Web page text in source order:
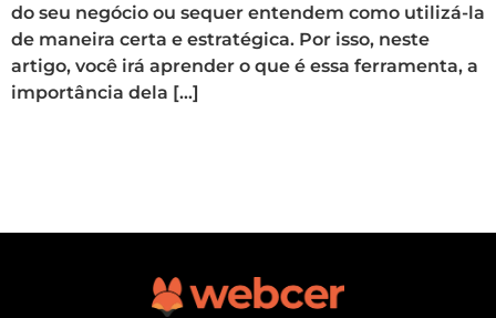
do seu negócio ou sequer entendem como utilizá-la
de maneira certa e estratégica. Por isso, neste
artigo, você irá aprender o que é essa ferramenta, a
importância dela […]